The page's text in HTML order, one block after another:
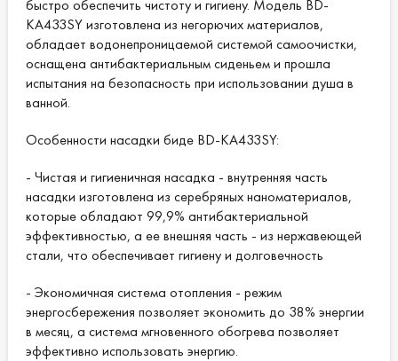
быстро обеспечить чистоту и гигиену. Модель BD-
KA433SY изготовлена из негорючих материалов,
обладает водонепроницаемой системой самоочистки,
оснащена антибактериальным сиденьем и прошла
испытания на безопасность при использовании душа в
ванной.
Особенности насадки биде BD-KA433SY:
- Чистая и гигиеничная насадка - внутренняя часть
насадки изготовлена ​​из серебряных наноматериалов,
которые обладают 99,9% антибактериальной
эффективностью, а ее внешняя часть - из нержавеющей
стали, что обеспечивает гигиену и долговечность
- Экономичная система отопления - режим
энергосбережения позволяет экономить до 38% энергии
в месяц, а система мгновенного обогрева позволяет
эффективно использовать энергию.